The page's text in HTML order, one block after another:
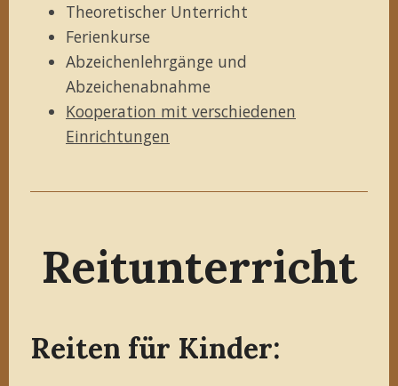
Theoretischer Unterricht
Ferienkurse
Abzeichenlehrgänge und
Abzeichenabnahme
Kooperation mit verschiedenen
Einrichtungen
Reitunterricht
Reiten für Kinder: